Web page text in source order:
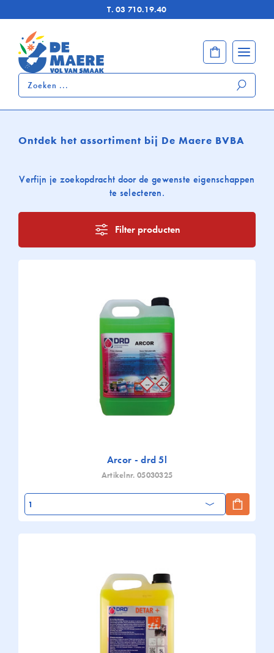
T.03 710.19.40
Zoeken
Ontdek het assortiment bij De Maere BVBA
Verfijn je zoekopdracht door de gewenste eigenschappen
te selecteren.
Filter producten
Arcor - drd 5l
Artikelnr. 05030325